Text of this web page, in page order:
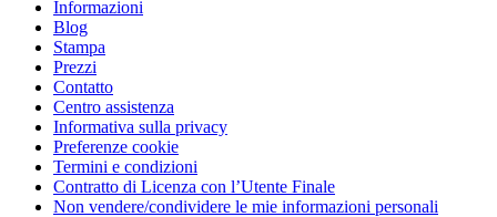
Informazioni
Blog
Stampa
Prezzi
Contatto
Centro assistenza
Informativa sulla privacy
Preferenze cookie
Termini e condizioni
Contratto di Licenza con l’Utente Finale
Non vendere/condividere le mie informazioni personali